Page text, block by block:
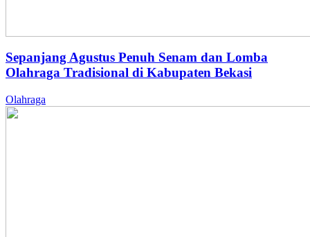
Sepanjang Agustus Penuh Senam dan Lomba
Olahraga Tradisional di Kabupaten Bekasi
Olahraga